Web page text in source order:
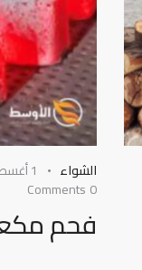
الشواء 1 أغسطس، 2024
0
Comments
فحم